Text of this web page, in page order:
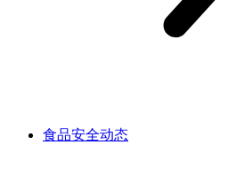
食品安全动态